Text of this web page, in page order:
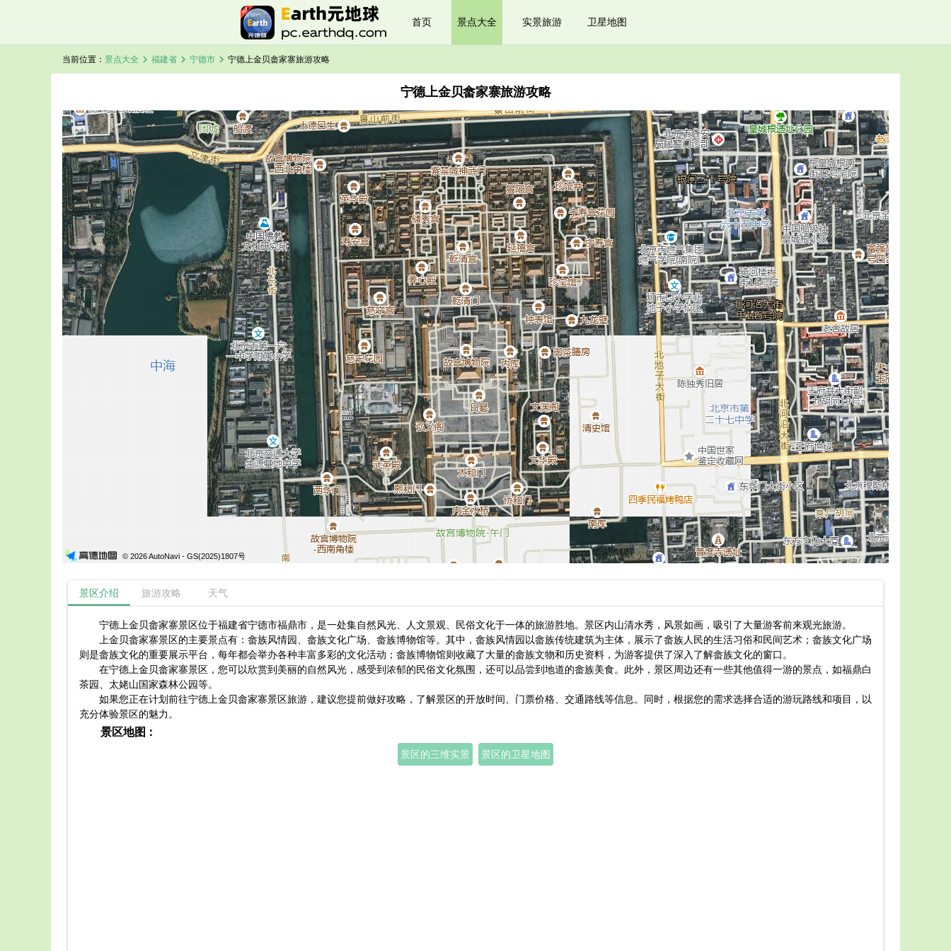
首页 景点大全 实景旅游 卫星地图
当前位置： 景点大全 chevron_right 福建省 chevron_right 宁德市 chevron_right 宁德上金贝畲家寨旅游攻略
宁德上金贝畲家寨旅游攻略
宁德上金贝畲家寨卫星地图加载中，请稍候...
© 2026 AutoNavi - GS(2025)1807号
景区介绍 旅游攻略 天气
宁德上金贝畲家寨景区位于福建省宁德市福鼎市，是一处集自然风光、人文景观、民俗文化于一体的旅游胜地。景区内山清水秀，风景如画，吸引了大量游客前来观光旅游。
上金贝畲家寨景区的主要景点有：畲族风情园、畲族文化广场、畲族博物馆等。其中，畲族风情园以畲族传统建筑为主体，展示了畲族人民的生活习俗和民间艺术；畲族文化广场
则是畲族文化的重要展示平台，每年都会举办各种丰富多彩的文化活动；畲族博物馆则收藏了大量的畲族文物和历史资料，为游客提供了深入了解畲族文化的窗口。
在宁德上金贝畲家寨景区，您可以欣赏到美丽的自然风光，感受到浓郁的民俗文化氛围，还可以品尝到地道的畲族美食。此外，景区周边还有一些其他值得一游的景点，如福鼎白
茶园、太姥山国家森林公园等。
如果您正在计划前往宁德上金贝畲家寨景区旅游，建议您提前做好攻略，了解景区的开放时间、门票价格、交通路线等信息。同时，根据您的需求选择合适的游玩路线和项目，以
充分体验景区的魅力。
景区地图：
景区的三维实景 景区的卫星地图